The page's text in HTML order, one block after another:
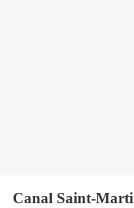
Canal Saint-